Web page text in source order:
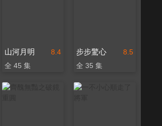
8.4
山河月明
全 45 集
8.5
步步驚心
全 35 集